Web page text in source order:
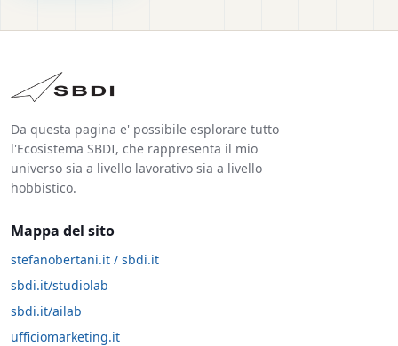
Da questa pagina e' possibile esplorare tutto
l'Ecosistema SBDI, che rappresenta il mio
universo sia a livello lavorativo sia a livello
hobbistico.
Mappa del sito
stefanobertani.it / sbdi.it
sbdi.it/studiolab
sbdi.it/ailab
ufficiomarketing.it